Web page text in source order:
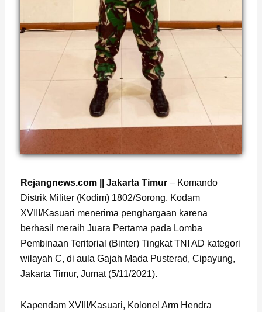
Rejangnews.com || Jakarta Timur– Komando
Distrik Militer (Kodim) 1802/Sorong, Kodam
XVIII/Kasuari menerima penghargaan karena
berhasil meraih Juara Pertama pada Lomba
Pembinaan Teritorial (Binter) Tingkat TNI AD kategori
wilayah C, di aula Gajah Mada Pusterad, Cipayung,
Jakarta Timur, Jumat (5/11/2021).
Kapendam XVIII/Kasuari, Kolonel Arm Hendra
Page
, Page